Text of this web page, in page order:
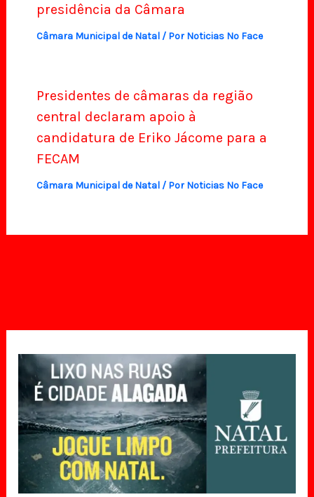
presidência da Câmara
Câmara Municipal de Natal/ Por Noticias No Face
Presidentes de câmaras da região
central declaram apoio à
candidatura de Eriko Jácome para a
FECAM
Câmara Municipal de Natal/ Por Noticias No Face